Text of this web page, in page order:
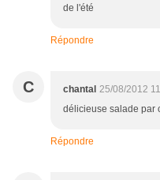
de l'été
Répondre
C chantal 25/08/2012
délicieuse salade par
Répondre